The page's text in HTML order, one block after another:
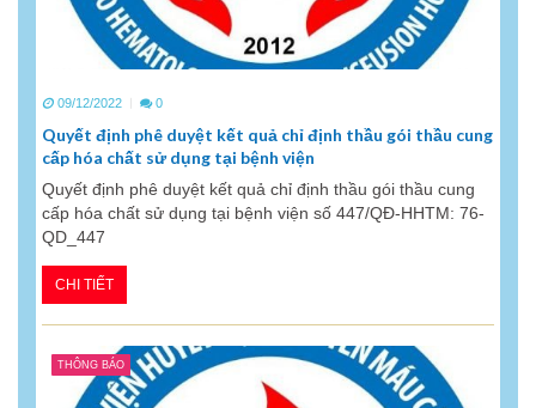
09/12/2022 0
Quyết định phê duyệt kết quả chỉ định thầu gói thầu cung
cấp hóa chất sử dụng tại bệnh viện
Quyết định phê duyệt kết quả chỉ định thầu gói thầu cung
cấp hóa chất sử dụng tại bệnh viện số 447/QĐ-HHTM: 76-
QD_447
CHI TIẾT
THÔNG BÁO